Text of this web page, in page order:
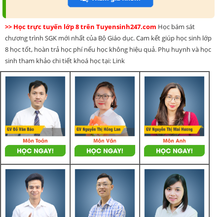
>> Học trực tuyến lớp 8 trên Tuyensinh247.com Học bám sát
chương trình SGK mới nhất của Bộ Giáo dục. Cam kết giúp học sinh lớp
8 học tốt, hoàn trả học phí nếu học không hiệu quả. Phụ huynh và học
sinh tham khảo chi tiết khoá học tại: Link